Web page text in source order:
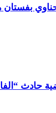
بفستان
حادث